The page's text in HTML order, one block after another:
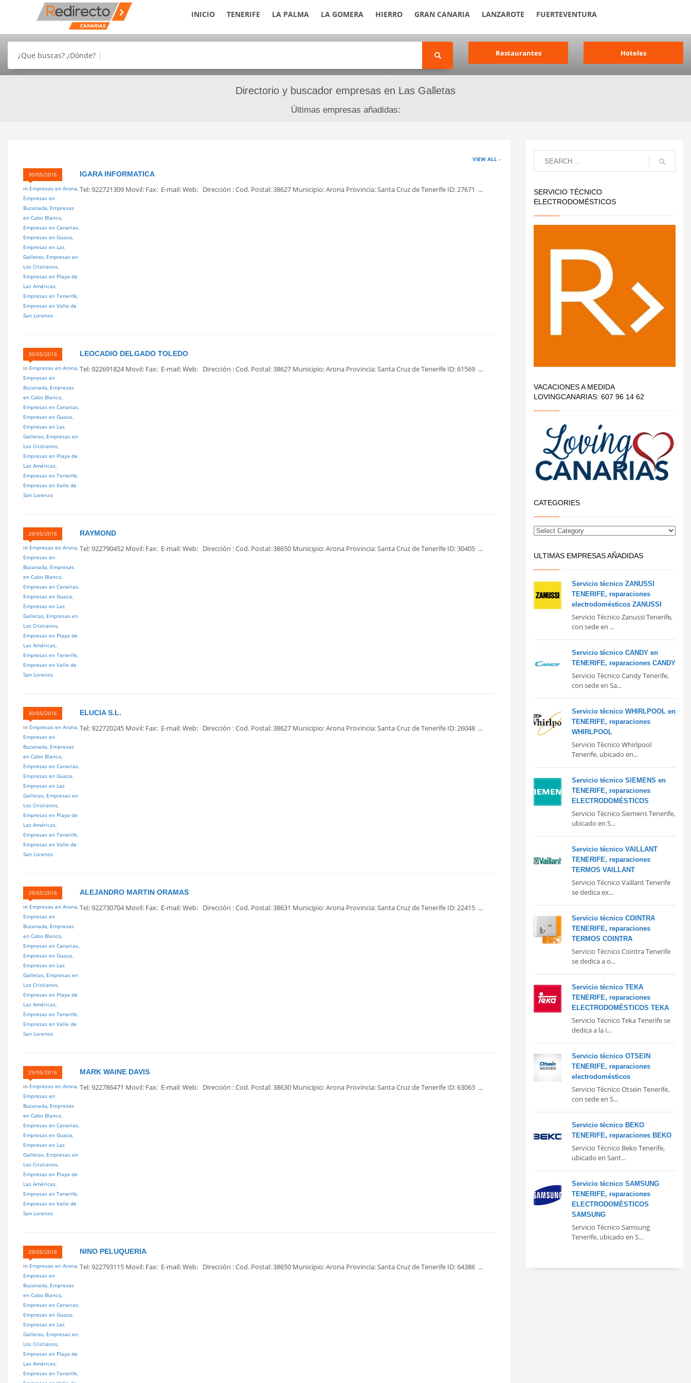
INICIO TENERIFE LA PALMA LA GOMERA HIERRO GRAN CANARIA LANZAROTE FUERTEVENTURA
¿Que buscas? ¿Dónde? Restaurantes Hoteles
Directorio y buscador empresas en Las Galletas
Últimas empresas añadidas:
VIEW ALL -
30/05/2016
in Empresas en Arona,
Empresas en
Buzanada, Empresas
en Cabo Blanco,
Empresas en Canarias,
Empresas en Guaza,
Empresas en Las
Galletas, Empresas en
Los Cristianos,
Empresas en Playa de
Las Américas,
Empresas en Tenerife,
Empresas en Valle de
San Lorenzo
IGARA INFORMATICA
Tel: 922721309 Movil: Fax: E-mail: Web: Dirección : Cod. Postal: 38627 Municipio: Arona Provincia: Santa Cruz de Tenerife ID: 27671 ...
30/05/2016
in Empresas en Arona,
Empresas en
Buzanada, Empresas
en Cabo Blanco,
Empresas en Canarias,
Empresas en Guaza,
Empresas en Las
Galletas, Empresas en
Los Cristianos,
Empresas en Playa de
Las Américas,
Empresas en Tenerife,
Empresas en Valle de
San Lorenzo
LEOCADIO DELGADO TOLEDO
Tel: 922691824 Movil: Fax: E-mail: Web: Dirección : Cod. Postal: 38627 Municipio: Arona Provincia: Santa Cruz de Tenerife ID: 61569 ...
29/05/2016
in Empresas en Arona,
Empresas en
Buzanada, Empresas
en Cabo Blanco,
Empresas en Canarias,
Empresas en Guaza,
Empresas en Las
Galletas, Empresas en
Los Cristianos,
Empresas en Playa de
Las Américas,
Empresas en Tenerife,
Empresas en Valle de
San Lorenzo
RAYMOND
Tel: 922790452 Movil: Fax: E-mail: Web: Dirección : Cod. Postal: 38650 Municipio: Arona Provincia: Santa Cruz de Tenerife ID: 30405 ...
30/05/2016
in Empresas en Arona,
Empresas en
Buzanada, Empresas
en Cabo Blanco,
Empresas en Canarias,
Empresas en Guaza,
Empresas en Las
Galletas, Empresas en
Los Cristianos,
Empresas en Playa de
Las Américas,
Empresas en Tenerife,
Empresas en Valle de
San Lorenzo
ELUCIA S.L.
Tel: 922720245 Movil: Fax: E-mail: Web: Dirección : Cod. Postal: 38627 Municipio: Arona Provincia: Santa Cruz de Tenerife ID: 26048 ...
29/05/2016
in Empresas en Arona,
Empresas en
Buzanada, Empresas
en Cabo Blanco,
Empresas en Canarias,
Empresas en Guaza,
Empresas en Las
Galletas, Empresas en
Los Cristianos,
Empresas en Playa de
Las Américas,
Empresas en Tenerife,
Empresas en Valle de
San Lorenzo
ALEJANDRO MARTIN ORAMAS
Tel: 922730704 Movil: Fax: E-mail: Web: Dirección : Cod. Postal: 38631 Municipio: Arona Provincia: Santa Cruz de Tenerife ID: 22415 ...
29/05/2016
in Empresas en Arona,
Empresas en
Buzanada, Empresas
en Cabo Blanco,
Empresas en Canarias,
Empresas en Guaza,
Empresas en Las
Galletas, Empresas en
Los Cristianos,
Empresas en Playa de
Las Américas,
Empresas en Tenerife,
Empresas en Valle de
San Lorenzo
MARK WAINE DAVIS
Tel: 922786471 Movil: Fax: E-mail: Web: Dirección : Cod. Postal: 38630 Municipio: Arona Provincia: Santa Cruz de Tenerife ID: 63063 ...
29/05/2016
in Empresas en Arona,
Empresas en
Buzanada, Empresas
en Cabo Blanco,
Empresas en Canarias,
Empresas en Guaza,
Empresas en Las
Galletas, Empresas en
Los Cristianos,
Empresas en Playa de
Las Américas,
Empresas en Tenerife,
NINO PELUQUERIA
Tel: 922793115 Movil: Fax: E-mail: Web: Dirección : Cod. Postal: 38650 Municipio: Arona Provincia: Santa Cruz de Tenerife ID: 64386 ...
SERVICIO TÉCNICO
ELECTRODOMÉSTICOS
VACACIONES A MEDIDA
LOVINGCANARIAS: 607 96 14 62
CATEGORIES
ULTIMAS EMPRESAS AÑADIDAS
Servicio técnico ZANUSSI
TENERIFE, reparaciones
electrodomésticos ZANUSSI
Servicio Técnico Zanussi Tenerife,
con sede en ...
Servicio técnico CANDY en
TENERIFE, reparaciones CANDY
Servicio Técnico Candy Tenerife,
con sede en Sa...
Servicio técnico WHIRLPOOL en
TENERIFE, reparaciones
WHIRLPOOL
Servicio Técnico Whirlpool
Tenerife, ubicado en...
Servicio técnico SIEMENS en
TENERIFE, reparaciones
ELECTRODOMÉSTICOS
Servicio Técnico Siemens Tenerife,
ubicado en S...
Servicio técnico VAILLANT
TENERIFE, reparaciones
TERMOS VAILLANT
Servicio Técnico Vaillant Tenerife
se dedica ex...
Servicio técnico COINTRA
TENERIFE, reparaciones
TERMOS COINTRA
Servicio Técnico Cointra Tenerife
se dedica a o...
Servicio técnico TEKA
TENERIFE, reparaciones
ELECTRODOMÉSTICOS TEKA
Servicio Técnico Teka Tenerife se
dedica a la i...
Servicio técnico OTSEIN
TENERIFE, reparaciones
electrodomésticos
Servicio Técnico Otsein Tenerife,
con sede en S...
Servicio técnico BEKO
TENERIFE, reparaciones BEKO
Servicio Técnico Beko Tenerife,
ubicado en Sant...
Servicio técnico SAMSUNG
TENERIFE, reparaciones
ELECTRODOMÉSTICOS
SAMSUNG
Servicio Técnico Samsung
Tenerife, ubicado en S...